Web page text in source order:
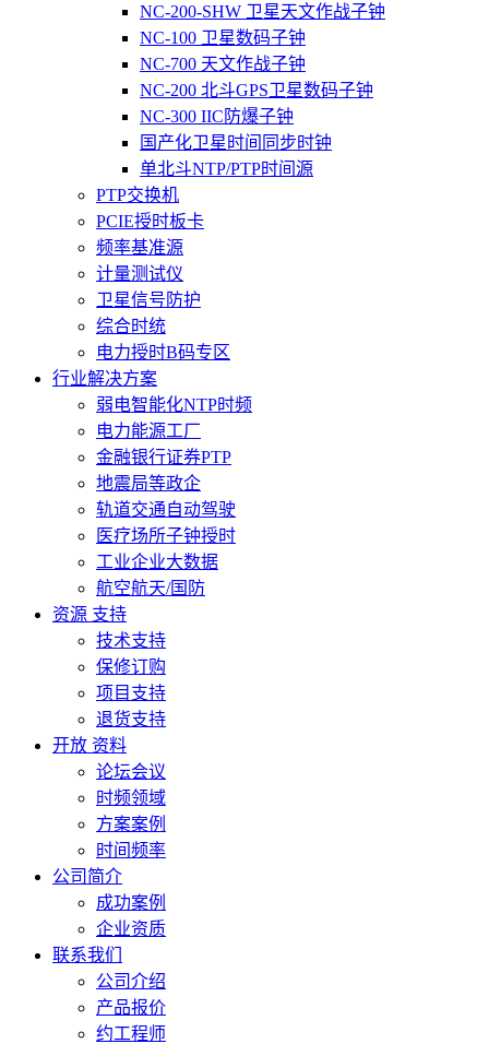
NC-200-SHW 卫星天文作战子钟
NC-100 卫星数码子钟
NC-700 天文作战子钟
NC-200 北斗GPS卫星数码子钟
NC-300 IIC防爆子钟
国产化卫星时间同步时钟
单北斗NTP/PTP时间源
PTP交换机
PCIE授时板卡
频率基准源
计量测试仪
卫星信号防护
综合时统
电力授时B码专区
行业解决方案
弱电智能化NTP时频
电力能源工厂
金融银行证券PTP
地震局等政企
轨道交通自动驾驶
医疗场所子钟授时
工业企业大数据
航空航天/国防
资源 支持
技术支持
保修订购
项目支持
退货支持
开放 资料
论坛会议
时频领域
方案案例
时间频率
公司简介
成功案例
企业资质
联系我们
公司介绍
产品报价
约工程师